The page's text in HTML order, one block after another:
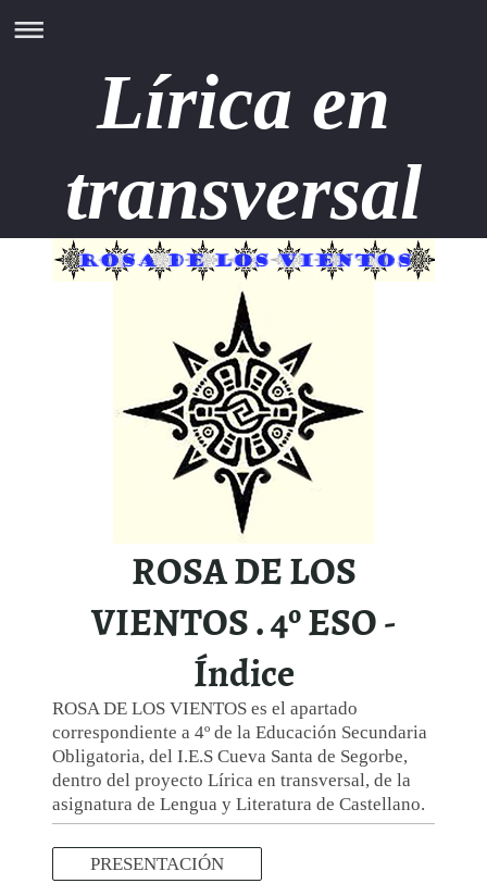
Lírica en
transversal
ROSA DE LOS
VIENTOS . 4º ESO -
Índice
ROSA DE LOS VIENTOS es el apartado
correspondiente a 4º de la Educación Secundaria
Obligatoria, del I.E.S Cueva Santa de Segorbe,
dentro del proyecto Lírica en transversal, de la
asignatura de Lengua y Literatura de Castellano.
PRESENTACIÓN